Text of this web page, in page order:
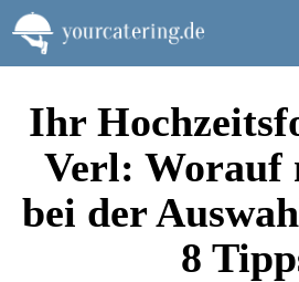
Zum
Inhalt
springen
Ihr
Verl: Worauf
bei der
8